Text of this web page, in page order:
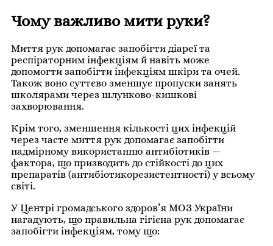
Чому важливо мити руки?
Миття рук допомагає запобігти діареї та
респіраторним інфекціям й навіть може
допомогти запобігти інфекціям шкіри та очей.
Також воно суттєво зменшує пропуски занять
школярами через шлунково-кишкові
захворювання.
Крім того, зменшення кількості цих інфекцій
через часте миття рук допомагає запобігти
надмірному використанню антибіотиків —
фактора, що призводить до стійкості до цих
препаратів (антибіотикорезистентності) у всьому
світі.
У Центрі громадського здоров’я МОЗ України
нагадують, що правильна гігієна рук допомагає
запобігти інфекціям, тому що: